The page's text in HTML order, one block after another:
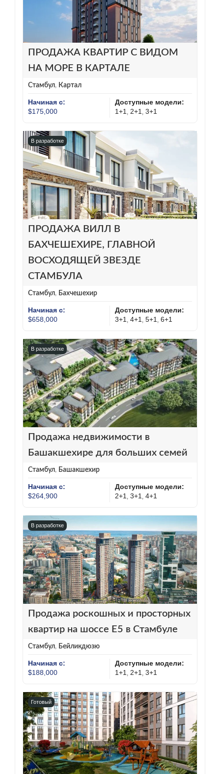
ПРОДАЖА КВАРТИР С ВИДОМ
НА МОРЕ В КАРТАЛЕ
Стамбул, Картал
Начиная с:
$175,000
Доступные модели:
1+1 , 2+1 , 3+1
В разработке
ПРОДАЖА ВИЛЛ В
БАХЧЕШЕХИРЕ, ГЛАВНОЙ
ВОСХОДЯЩЕЙ ЗВЕЗДЕ
СТАМБУЛА
Стамбул, Бахчешехир
Начиная с:
$658,000
Доступные модели:
3+1 , 4+1 , 5+1 , 6+1
В разработке
Продажа недвижимости в
Башакшехире для больших семей
Стамбул, Башакшехир
Начиная с:
$264,900
Доступные модели:
2+1 , 3+1 , 4+1
В разработке
Продажа роскошных и просторных
квартир на шоссе E5 в Стамбуле
Стамбул, Бейликдюзю
Начиная с:
$188,000
Доступные модели:
1+1 , 2+1 , 3+1
Готовый